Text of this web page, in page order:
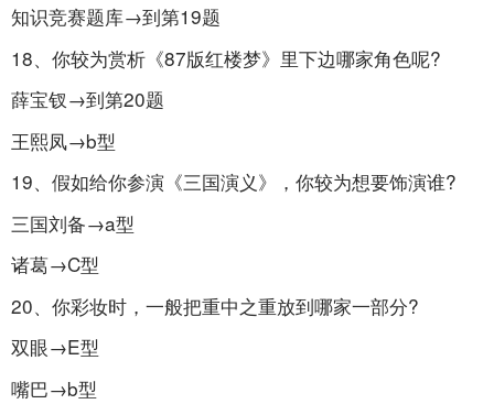
知识竞赛题库→到第19题
18、你较为赏析《87版红楼梦》里下边哪家角色呢?
薛宝钗→到第20题
王熙凤→b型
19、假如给你参演《三国演义》，你较为想要饰演谁?
三国刘备→a型
诸葛→C型
20、你彩妆时，一般把重中之重放到哪家一部分?
双眼→E型
嘴巴→b型